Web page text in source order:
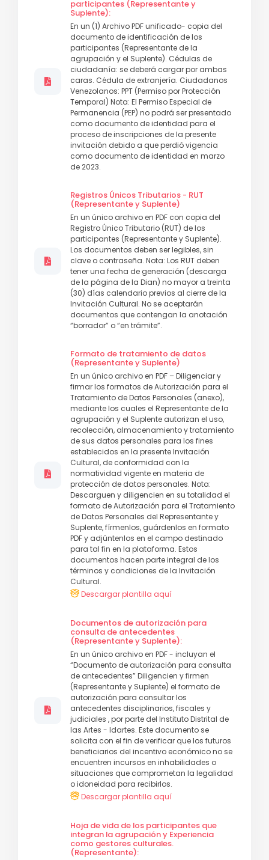
participantes (Representante y
Suplente):
En un (1) Archivo PDF unificado- copia del
documento de identificación de los
participantes (Representante de la
agrupación y el Suplente). Cédulas de
ciudadanía: se deberá cargar por ambas
caras. Cédula de extranjería. Ciudadanos
Venezolanos: PPT (Permiso por Protección
Temporal) Nota: El Permiso Especial de
Permanencia (PEP) no podrá ser presentado
como documento de identidad para el
proceso de inscripciones de la presente
invitación debido a que perdió vigencia
como documento de identidad en marzo
de 2023.
Registros Únicos Tributarios - RUT
(Representante y Suplente)
En un único archivo en PDF con copia del
Registro Único Tributario (RUT) de los
participantes (Representante y Suplente).
Los documentos deben ser legibles, sin
clave o contraseña. Nota: Los RUT deben
tener una fecha de generación (descarga
de la página de la Dian) no mayor a treinta
(30) días calendario previos al cierre de la
Invitación Cultural. No se aceptarán
documentos que contengan la anotación
“borrador” o “en trámite”.
Formato de tratamiento de datos
(Representante y Suplente)
En un único archivo en PDF – Diligenciar y
firmar los formatos de Autorización para el
Tratamiento de Datos Personales (anexo),
mediante los cuales el Representante de la
agrupación y el Suplente autorizan el uso,
recolección, almacenamiento y tratamiento
de sus datos personales para los fines
establecidos en la presente Invitación
Cultural, de conformidad con la
normatividad vigente en materia de
protección de datos personales. Nota:
Descarguen y diligencien en su totalidad el
formato de Autorización para el Tratamiento
de Datos Personales del Representante y
Suplente, fírmenlos, guárdenlos en formato
PDF y adjúntenlos en el campo destinado
para tal fin en la plataforma. Estos
documentos hacen parte integral de los
términos y condiciones de la Invitación
Cultural.
Descargar plantilla aquí
Documentos de autorización para
consulta de antecedentes
(Representante y Suplente):
En un único archivo en PDF - incluyan el
“Documento de autorización para consulta
de antecedentes” Diligencien y firmen
(Representante y Suplente) el formato de
autorización para consultar los
antecedentes disciplinarios, fiscales y
judiciales , por parte del Instituto Distrital de
las Artes - Idartes. Este documento se
solicita con el fin de verificar que los futuros
beneficiarios del incentivo económico no se
encuentren incursos en inhabilidades o
situaciones que comprometan la legalidad
o idoneidad para recibirlos.
Descargar plantilla aquí
Hoja de vida de los participantes que
integran la agrupación y Experiencia
como gestores culturales.
(Representante):